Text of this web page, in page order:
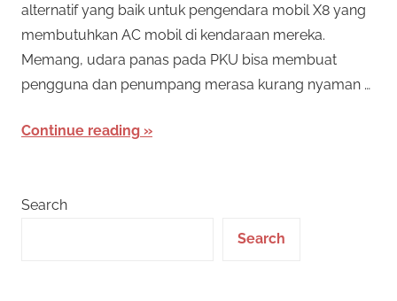
alternatif yang baik untuk pengendara mobil X8 yang
membutuhkan AC mobil di kendaraan mereka.
Memang, udara panas pada PKU bisa membuat
pengguna dan penumpang merasa kurang nyaman …
Continue reading
Search
Search